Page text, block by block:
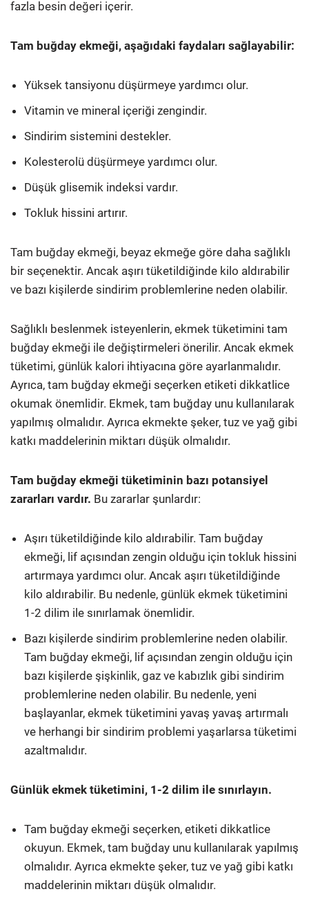
fazla besin değeri içerir.
Tam buğday ekmeği, aşağıdaki faydaları sağlayabilir:
Yüksek tansiyonu düşürmeye yardımcı olur.
Vitamin ve mineral içeriği zengindir.
Sindirim sistemini destekler.
Kolesterolü düşürmeye yardımcı olur.
Düşük glisemik indeksi vardır.
Tokluk hissini artırır.
Tam buğday ekmeği, beyaz ekmeğe göre daha sağlıklı
bir seçenektir. Ancak aşırı tüketildiğinde kilo aldırabilir
ve bazı kişilerde sindirim problemlerine neden olabilir.
Sağlıklı beslenmek isteyenlerin, ekmek tüketimini tam
buğday ekmeği ile değiştirmeleri önerilir. Ancak ekmek
tüketimi, günlük kalori ihtiyacına göre ayarlanmalıdır.
Ayrıca, tam buğday ekmeği seçerken etiketi dikkatlice
okumak önemlidir. Ekmek, tam buğday unu kullanılarak
yapılmış olmalıdır. Ayrıca ekmekte şeker, tuz ve yağ gibi
katkı maddelerinin miktarı düşük olmalıdır.
Tam buğday ekmeği tüketiminin bazı potansiyel
zararları vardır. Bu zararlar şunlardır:
Aşırı tüketildiğinde kilo aldırabilir. Tam buğday
ekmeği, lif açısından zengin olduğu için tokluk hissini
artırmaya yardımcı olur. Ancak aşırı tüketildiğinde
kilo aldırabilir. Bu nedenle, günlük ekmek tüketimini
1-2 dilim ile sınırlamak önemlidir.
Bazı kişilerde sindirim problemlerine neden olabilir.
Tam buğday ekmeği, lif açısından zengin olduğu için
bazı kişilerde şişkinlik, gaz ve kabızlık gibi sindirim
problemlerine neden olabilir. Bu nedenle, yeni
başlayanlar, ekmek tüketimini yavaş yavaş artırmalı
ve herhangi bir sindirim problemi yaşarlarsa tüketimi
azaltmalıdır.
Günlük ekmek tüketimini, 1-2 dilim ile sınırlayın.
Tam buğday ekmeği seçerken, etiketi dikkatlice
okuyun. Ekmek, tam buğday unu kullanılarak yapılmış
olmalıdır. Ayrıca ekmekte şeker, tuz ve yağ gibi katkı
maddelerinin miktarı düşük olmalıdır.